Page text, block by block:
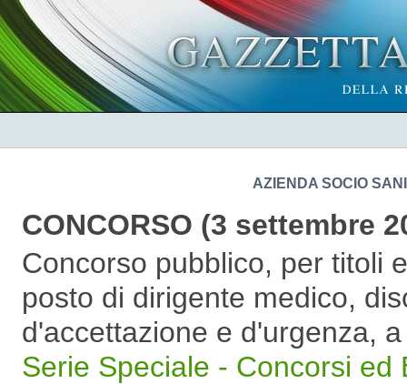
AZIENDA SOCIO
CONCORSO (3 settembre
Concorso pubblico, per titoli
posto di dirigente medico,
d'accettazione e d'urgenza,
Serie Speciale - Concorsi